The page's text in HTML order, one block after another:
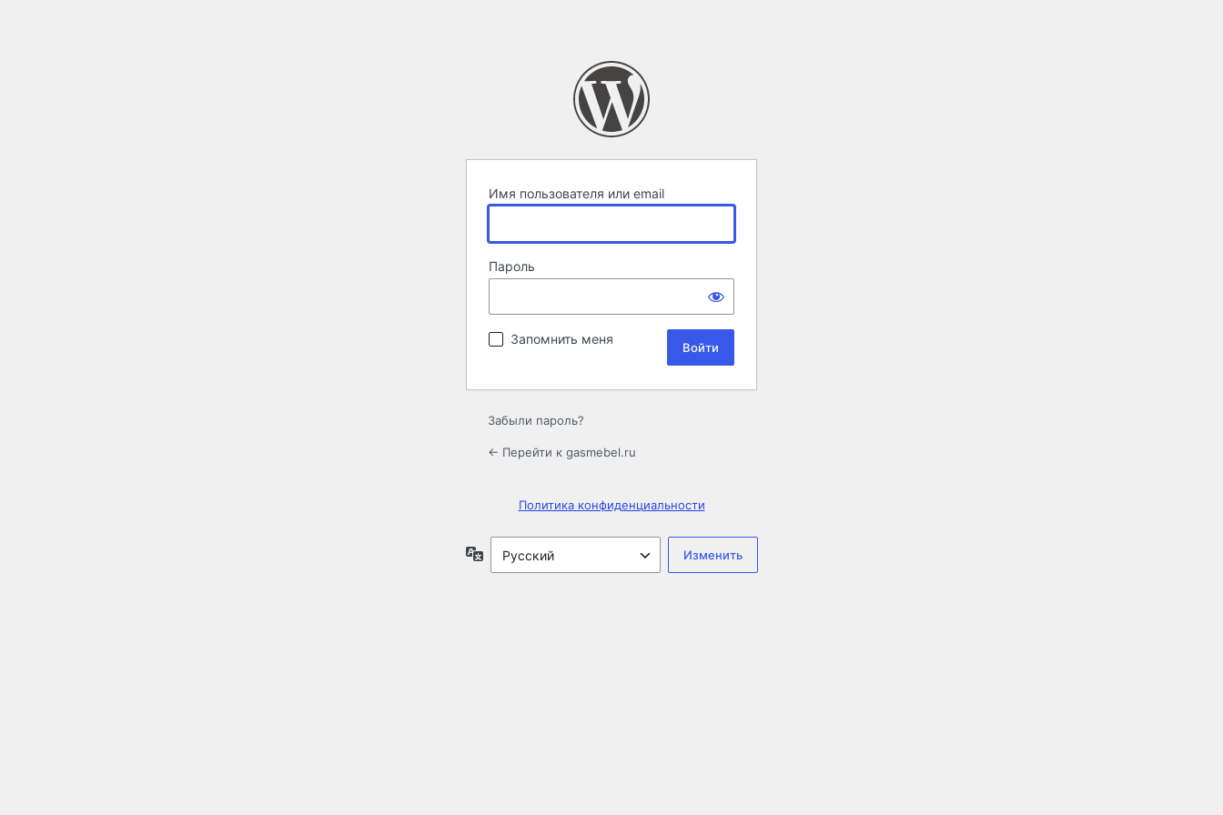
Имя пользователя или email
Пароль
Запомнить меня
Забыли пароль?
← Перейти к gasmebel.ru
Политика конфиденциальности
Язык